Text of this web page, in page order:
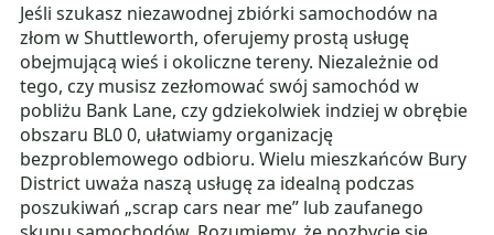
Jeśli szukasz niezawodnej zbiórki samochodów na
złom w Shuttleworth, oferujemy prostą usługę
obejmującą wieś i okoliczne tereny. Niezależnie od
tego, czy musisz zezłomować swój samochód w
pobliżu Bank Lane, czy gdziekolwiek indziej w obrębie
obszaru BL0 0, ułatwiamy organizację
bezproblemowego odbioru. Wielu mieszkańców Bury
District uważa naszą usługę za idealną podczas
poszukiwań „scrap cars near me” lub zaufanego